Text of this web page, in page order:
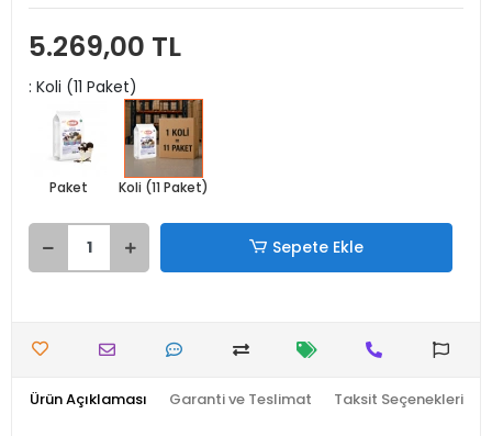
5.269,00 TL
: Koli (11 Paket)
Paket Koli (11 Paket)
Sepete Ekle
Ürün Açıklaması Garanti ve Teslimat Taksit Seçenekleri